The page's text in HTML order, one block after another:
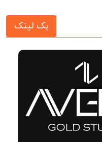
بک لینک